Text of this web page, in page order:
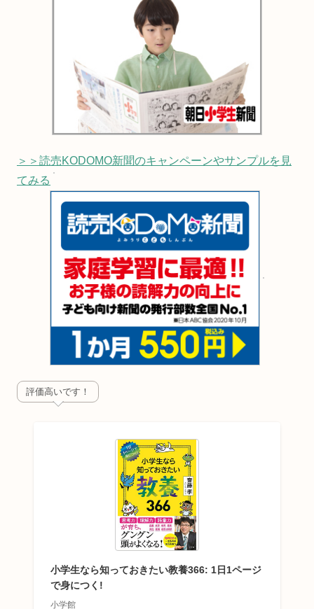
＞＞読売KODOMO新聞のキャンペーンやサンプルを見
てみる
評価高いです！
小学生なら知っておきたい教養366: 1日1ページ
で身につく!
小学館